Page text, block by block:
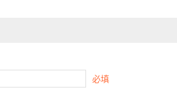
必填